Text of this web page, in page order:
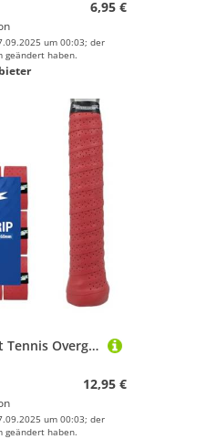
6,95 €
um 00:03; der
geändert haben.
G-Lueck 12er Set Tennis Overgrip Talent Grip mit Perforation | 0,50-0,60mm Stärke | Griffband für Squash Badminton Schläger mit Selbstklebendem Abschlußband | sehr griffig, Anti-Rutsch (Rot)
12,95 €
um 00:03; der
geändert haben.